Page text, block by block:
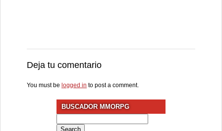
Deja tu comentario
You must be logged in to post a comment.
BUSCADOR MMORPG
for: